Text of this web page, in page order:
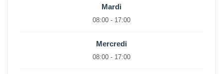
Mardi
08:00 - 17:00
Mercredi
08:00 - 17:00